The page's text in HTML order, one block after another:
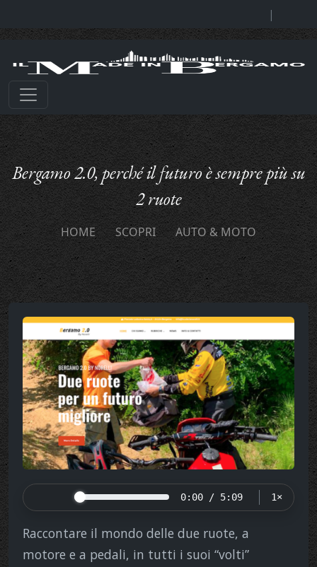
|
Bergamo 2.0, perché il futuro è sempre più su
2 ruote
HOME SCOPRI AUTO & MOTO
0:00 / 5:09 1×
Raccontare il mondo delle due ruote, a
motore e a pedali, in tutti i suoi “volti”